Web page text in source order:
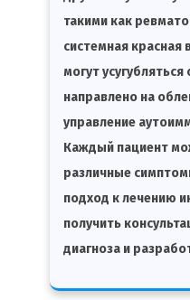
такими как
системная
могут
направлено на
управление
Каждый пациент
различные
подход к лечению
получить
диагноза и